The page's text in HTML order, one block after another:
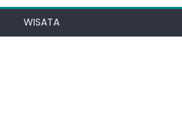
WISATA